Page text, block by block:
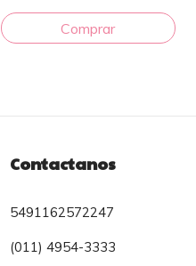
Contactanos
5491162572247
(011) 4954-3333